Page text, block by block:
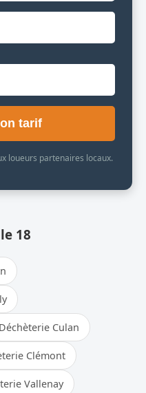
tarif
loueurs partenaires locaux.
18
Déchèterie Culan
Clémont
Vallenay